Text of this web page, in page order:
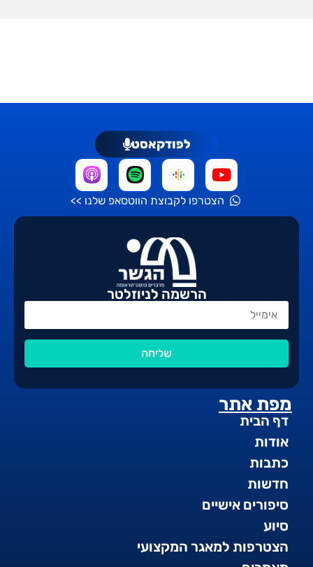
מפת אתר
דף הבית
אודות
כתבות
חדשות
סיפורים אישיים
סיוע
הצטרפות למאגר המקצועי
לפודקאסט
הצטרפו לקבוצת הווטסאפ שלנו >>
הרשמה לניוזלטר
שליחה